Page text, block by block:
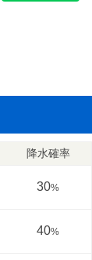
降水確率
30%
40%